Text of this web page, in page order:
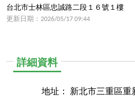
台北市士林區忠誠路二段１６號１樓
更新日期：2026/05/17 09:44
詳細資料
地址：
新北市三重區重